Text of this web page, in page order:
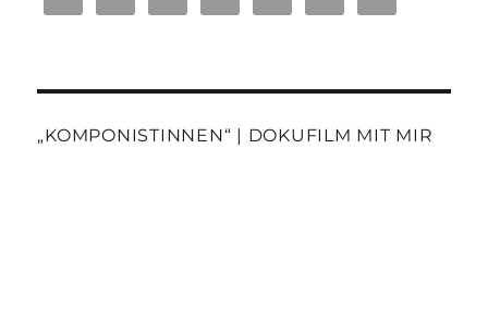
„KOMPONISTINNEN“ | DOKUFILM MIT MIR